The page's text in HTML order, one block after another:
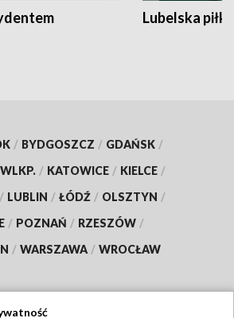
Lubelska piłka
/ BYDGOSZCZ / GDAŃSK /
/ KATOWICE / KIELCE /
/ LUBLIN / ŁÓDŹ / OLSZTYN /
/ POZNAŃ / RZESZÓW /
/ WARSZAWA / WROCŁAW